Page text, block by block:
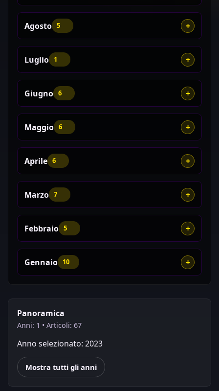
Agosto 5
Luglio 1
Giugno 6
Maggio 6
Aprile 6
Marzo 7
Febbraio 5
Gennaio 10
Panoramica
Anni: 1 • Articoli: 67
Anno selezionato: 2023
Mostra tutti gli anni